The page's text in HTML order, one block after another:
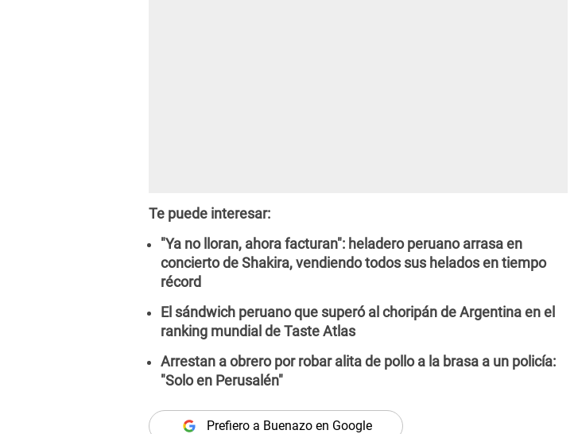
Te puede interesar:
"Ya no lloran, ahora facturan": heladero peruano arrasa en
concierto de Shakira, vendiendo todos sus helados en tiempo
récord
El sándwich peruano que superó al choripán de Argentina en el
ranking mundial de Taste Atlas
Arrestan a obrero por robar alita de pollo a la brasa a un policía:
"Solo en Perusalén"
Prefiero a Buenazo en Google